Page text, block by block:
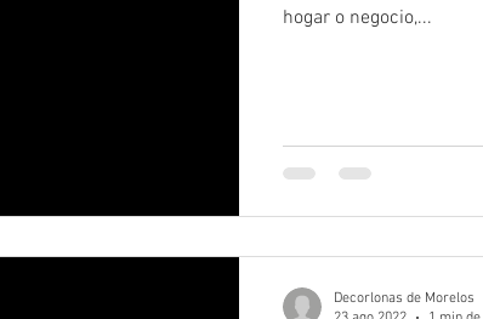
hogar o negocio,...
Decorlonas de Morelos